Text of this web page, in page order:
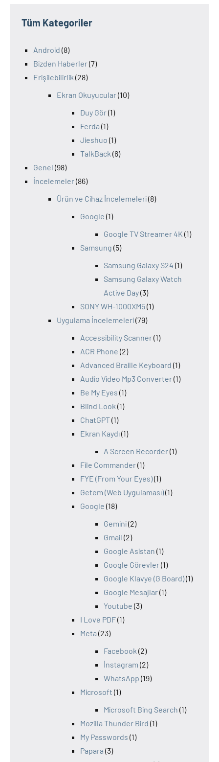
Tüm Kategoriler
Android (8)
Bizden Haberler(7)
Erişilebilirlik (28)
Ekran Okuyucular(10)
Duy Gör(1)
Ferda (1)
Jieshuo (1)
TalkBack (6)
Genel (98)
İncelemeler(86)
Ürün ve Cihaz İncelemeleri(8)
Google (1)
Google TV Streamer 4K (1)
Samsung (5)
Samsung Galaxy S24 (1)
Samsung Galaxy Watch
Active Day(3)
SONY WH-1000XM5(1)
Uygulama İncelemeleri(79)
Accessibility Scanner(1)
ACR Phone (2)
Advanced Braille Keyboard (1)
Audio Video Mp3 Converter(1)
Be My Eyes (1)
Blind Look (1)
ChatGPT(1)
Ekran Kaydı(1)
A Screen Recorder(1)
File Commander(1)
FYE (From Your Eyes)(1)
Getem (Web Uygulaması)(1)
Google (18)
Gemini(2)
Gmail (2)
Google Asistan (1)
Google Görevler(1)
Google Klavye (G Board)(1)
Google Mesajlar(1)
Youtube (3)
I Love PDF(1)
Meta (23)
Facebook (2)
İnstagram (2)
WhatsApp (19)
Microsoft (1)
Microsoft Bing Search (1)
Mozilla Thunder Bird (1)
My Passwords (1)
Papara (3)